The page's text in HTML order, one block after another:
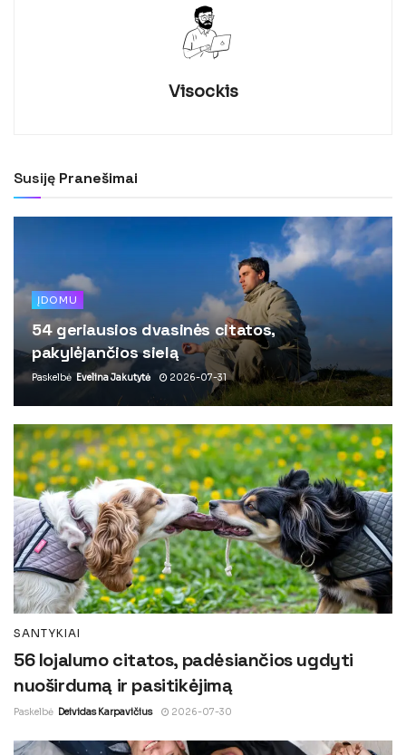
Visockis
Susiję Pranešimai
ĮDOMU
54 geriausios dvasinės citatos,
pakylėjančios sielą
Paskelbė Evelina Jakutytė 2026-07-31
SANTYKIAI
56 lojalumo citatos, padėsiančios ugdyti
nuoširdumą ir pasitikėjimą
Paskelbė Deividas Karpavičius 2026-07-30